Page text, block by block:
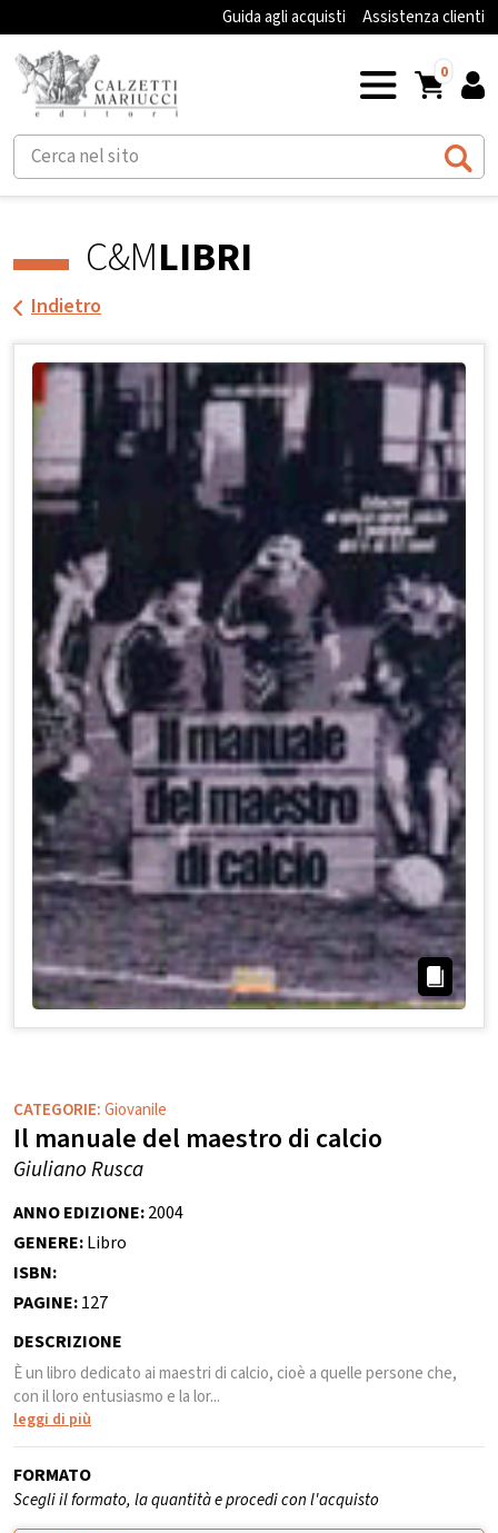
Guida agli acquisti Assistenza clienti
0
C&MLIBRI
Indietro
CATEGORIE:Giovanile
Il manuale del maestro di calcio
Giuliano Rusca
ANNO EDIZIONE:2004
GENERE:Libro
ISBN:
PAGINE:127
DESCRIZIONE
È un libro dedicato ai maestri di calcio, cioè a quelle persone che,
con il loro entusiasmo e la lor...
leggi di più
FORMATO
Scegli il formato, la quantità e procedi con l'acquisto